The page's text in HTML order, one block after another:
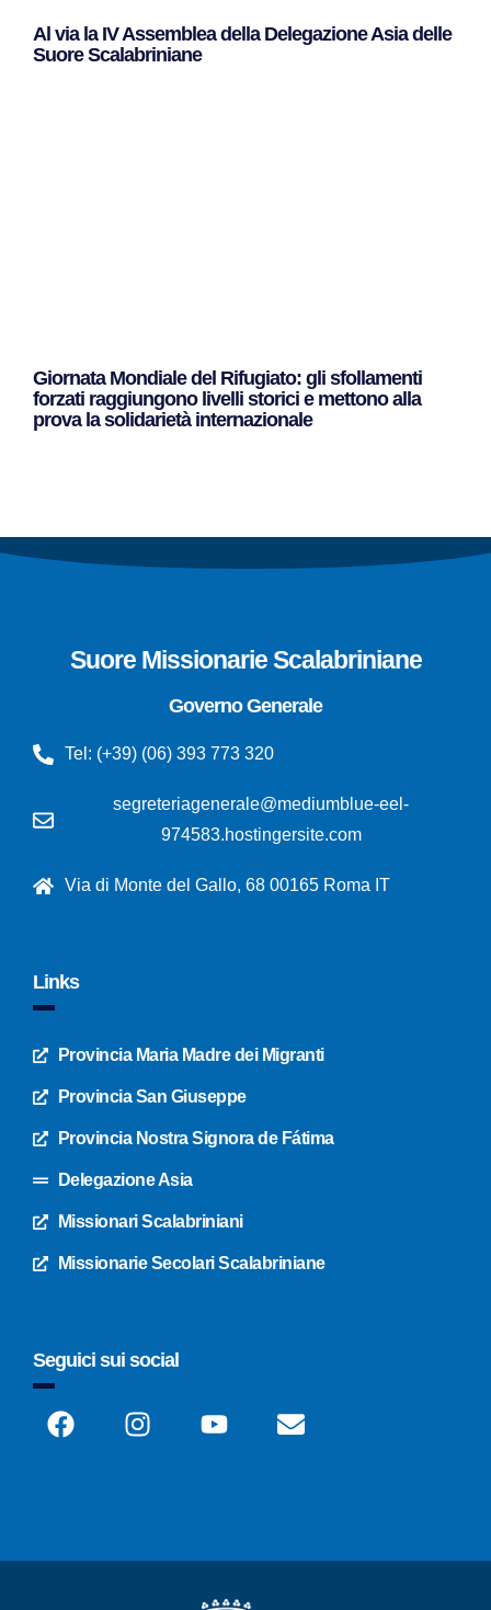
Al via la IV Assemblea della Delegazione Asia delle
Suore Scalabriniane
Giornata Mondiale del Rifugiato: gli sfollamenti
forzati raggiungono livelli storici e mettono alla
prova la solidarietà internazionale
Suore Missionarie Scalabriniane
Governo Generale
Tel: (+39) (06) 393 773 320
segreteriagenerale@mediumblue-eel-
974583.hostingersite.com
Via di Monte del Gallo, 68 00165 Roma IT
Links
Provincia Maria Madre dei Migranti
Provincia San Giuseppe
Provincia Nostra Signora de Fátima
Delegazione Asia
Missionari Scalabriniani
Missionarie Secolari Scalabriniane
Seguici sui social